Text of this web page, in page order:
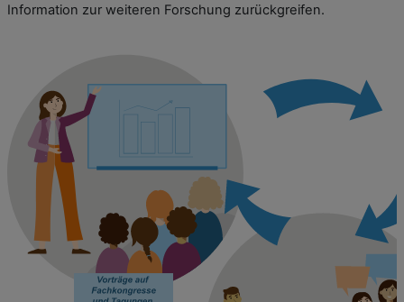
Information zur weiteren Forschung zurückgreifen.